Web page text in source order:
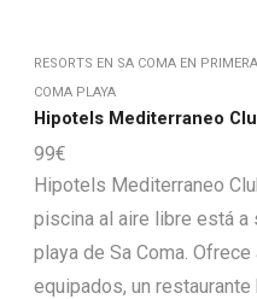
RESORTS EN SA COMA EN
COMA PLAYA
Hipotels Mediterraneo
99€
Hipotels Mediterraneo
piscina al aire libre está
playa de Sa Coma.
equipados, un